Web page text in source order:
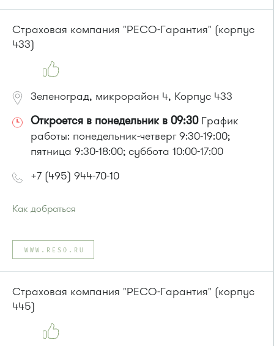
или до остановки"Районный суд":
Маршрутка № 419м, 476м, 720м
Страховая компания "РЕСО-Гарантия" (корпус
433)
Зеленоград, микрорайон 4, Корпус 433
Откроется в понедельник в 09:30График
работы: понедельник-четверг 9:30-19:00;
пятница 9:30-18:00; суббота 10:00-17:00
+7 (495) 944-70-10
Как добраться
Автобусы № 400, 400э
или до остановки"Дом быта"
Автобусы № 1, 3, 8, 11, 19, 29, 32. Маршрутки № 408м, 476м
WWW.RESO.RU
Страховая компания "РЕСО-Гарантия" (корпус
445)